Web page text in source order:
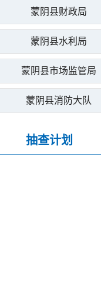
蒙阴县财政局
蒙阴县水利局
蒙阴县市场监管局
蒙阴县消防大队
抽查计划